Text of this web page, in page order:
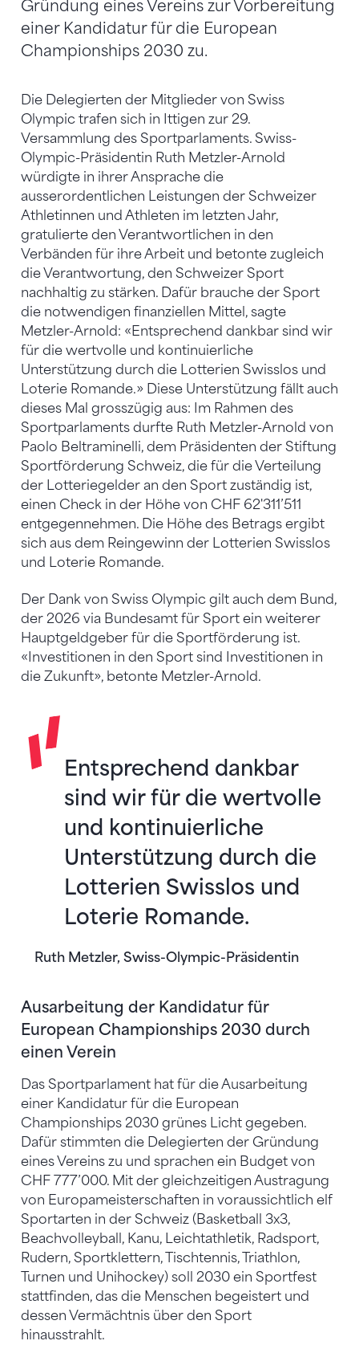
Gründung eines Vereins zur Vorbereitung
einer Kandidatur für die European
Championships 2030 zu.
Die Delegierten der Mitglieder von Swiss
Olympic trafen sich in Ittigen zur 29.
Versammlung des Sportparlaments. Swiss-
Olympic-Präsidentin Ruth Metzler-Arnold
würdigte in ihrer Ansprache die
ausserordentlichen Leistungen der Schweizer
Athletinnen und Athleten im letzten Jahr,
gratulierte den Verantwortlichen in den
Verbänden für ihre Arbeit und betonte zugleich
die Verantwortung, den Schweizer Sport
nachhaltig zu stärken. Dafür brauche der Sport
die notwendigen finanziellen Mittel, sagte
Metzler-Arnold: «Entsprechend dankbar sind wir
für die wertvolle und kontinuierliche
Unterstützung durch die Lotterien Swisslos und
Loterie Romande.» Diese Unterstützung fällt auch
dieses Mal grosszügig aus: Im Rahmen des
Sportparlaments durfte Ruth Metzler-Arnold von
Paolo Beltraminelli, dem Präsidenten der Stiftung
Sportförderung Schweiz, die für die Verteilung
der Lotteriegelder an den Sport zuständig ist,
einen Check in der Höhe von CHF 62'311’511
entgegennehmen. Die Höhe des Betrags ergibt
sich aus dem Reingewinn der Lotterien Swisslos
und Loterie Romande.
Der Dank von Swiss Olympic gilt auch dem Bund,
der 2026 via Bundesamt für Sport ein weiterer
Hauptgeldgeber für die Sportförderung ist.
«Investitionen in den Sport sind Investitionen in
die Zukunft», betonte Metzler-Arnold.
Ruth Metzler, Swiss-Olympic-Präsidentin
Entsprechend dankbar
sind wir für die wertvolle
und kontinuierliche
Unterstützung durch die
Lotterien Swisslos und
Loterie Romande.
Ausarbeitung der Kandidatur für
European Championships 2030 durch
einen Verein
Das Sportparlament hat für die Ausarbeitung
einer Kandidatur für die European
Championships 2030 grünes Licht gegeben.
Dafür stimmten die Delegierten der Gründung
eines Vereins zu und sprachen ein Budget von
CHF 777’000. Mit der gleichzeitigen Austragung
von Europameisterschaften in voraussichtlich elf
Sportarten in der Schweiz (Basketball 3x3,
Beachvolleyball, Kanu, Leichtathletik, Radsport,
Rudern, Sportklettern, Tischtennis, Triathlon,
Turnen und Unihockey) soll 2030 ein Sportfest
stattfinden, das die Menschen begeistert und
dessen Vermächtnis über den Sport
hinausstrahlt.